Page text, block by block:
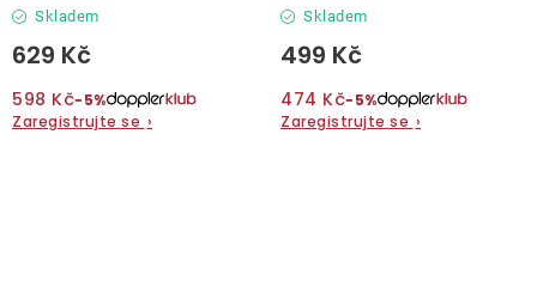
Skladem
629 Kč
598 Kč−5%
Zaregistrujte se ›
Skladem
499 Kč
474 Kč−5%
Zaregistrujte se ›